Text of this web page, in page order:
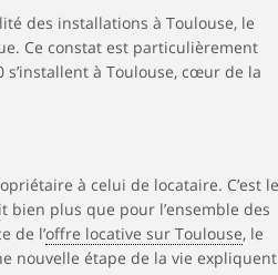
des installations à Toulouse, le
Ce constat est particulièrement
à Toulouse, cœur de la
à celui de locataire. C’est le
bien plus que pour l’ensemble des
de l’offre locative sur Toulouse, le
nouvelle étape de la vie expliquent